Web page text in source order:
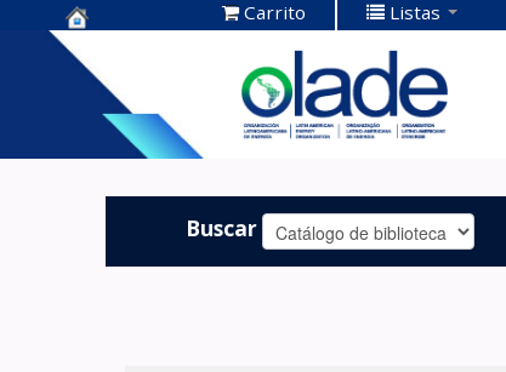
Centro de
Documentación
OLADE -
Carrito Listas
Buscar